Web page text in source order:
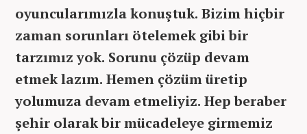
oyuncularımızla konuştuk. Bizim hiçbir
zaman sorunları ötelemek gibi bir
tarzımız yok. Sorunu çözüp devam
etmek lazım. Hemen çözüm üretip
yolumuza devam etmeliyiz. Hep beraber
şehir olarak bir mücadeleye girmemiz